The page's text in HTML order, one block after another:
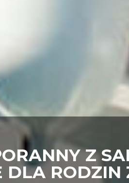
Z
RODZIN